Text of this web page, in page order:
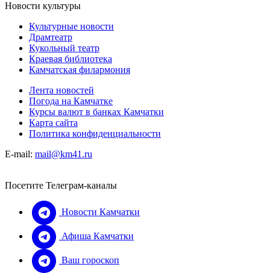
Новости культуры
Культурные новости
Драмтеатр
Кукольный театр
Краевая библиотека
Камчатская филармония
Лента новостей
Погода на Камчатке
Курсы валют в банках Камчатки
Карта сайта
Политика конфиденциальности
E-mail: mail@km41.ru
Посетите Телеграм-каналы
Новости Камчатки
Афиша Камчатки
Ваш гороскоп